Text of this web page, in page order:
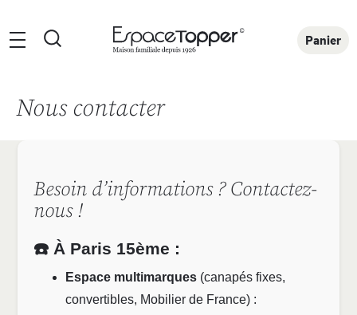
Panier
Rechercher
Nous contacter
Besoin d’informations ? Contactez-
nous !
☎️ À Paris 15ème :
Espace multimarques (canapés fixes,
convertibles, Mobilier de France) :